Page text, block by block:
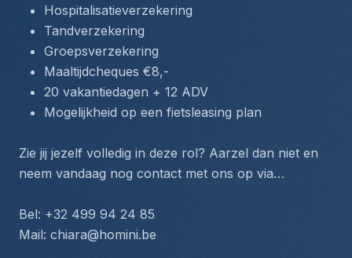
Hospitalisatieverzekering
Tandverzekering
Groepsverzekering
Maaltijdcheques €8,-
20 vakantiedagen + 12 ADV
Mogelijkheid op een fietsleasing plan
Zie jij jezelf volledig in deze rol? Aarzel dan niet en
neem vandaag nog contact met ons op via…
Bel: +32 499 94 24 85
Mail: chiara@homini.be